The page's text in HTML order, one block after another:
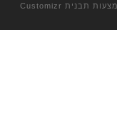
תבנית Customizr